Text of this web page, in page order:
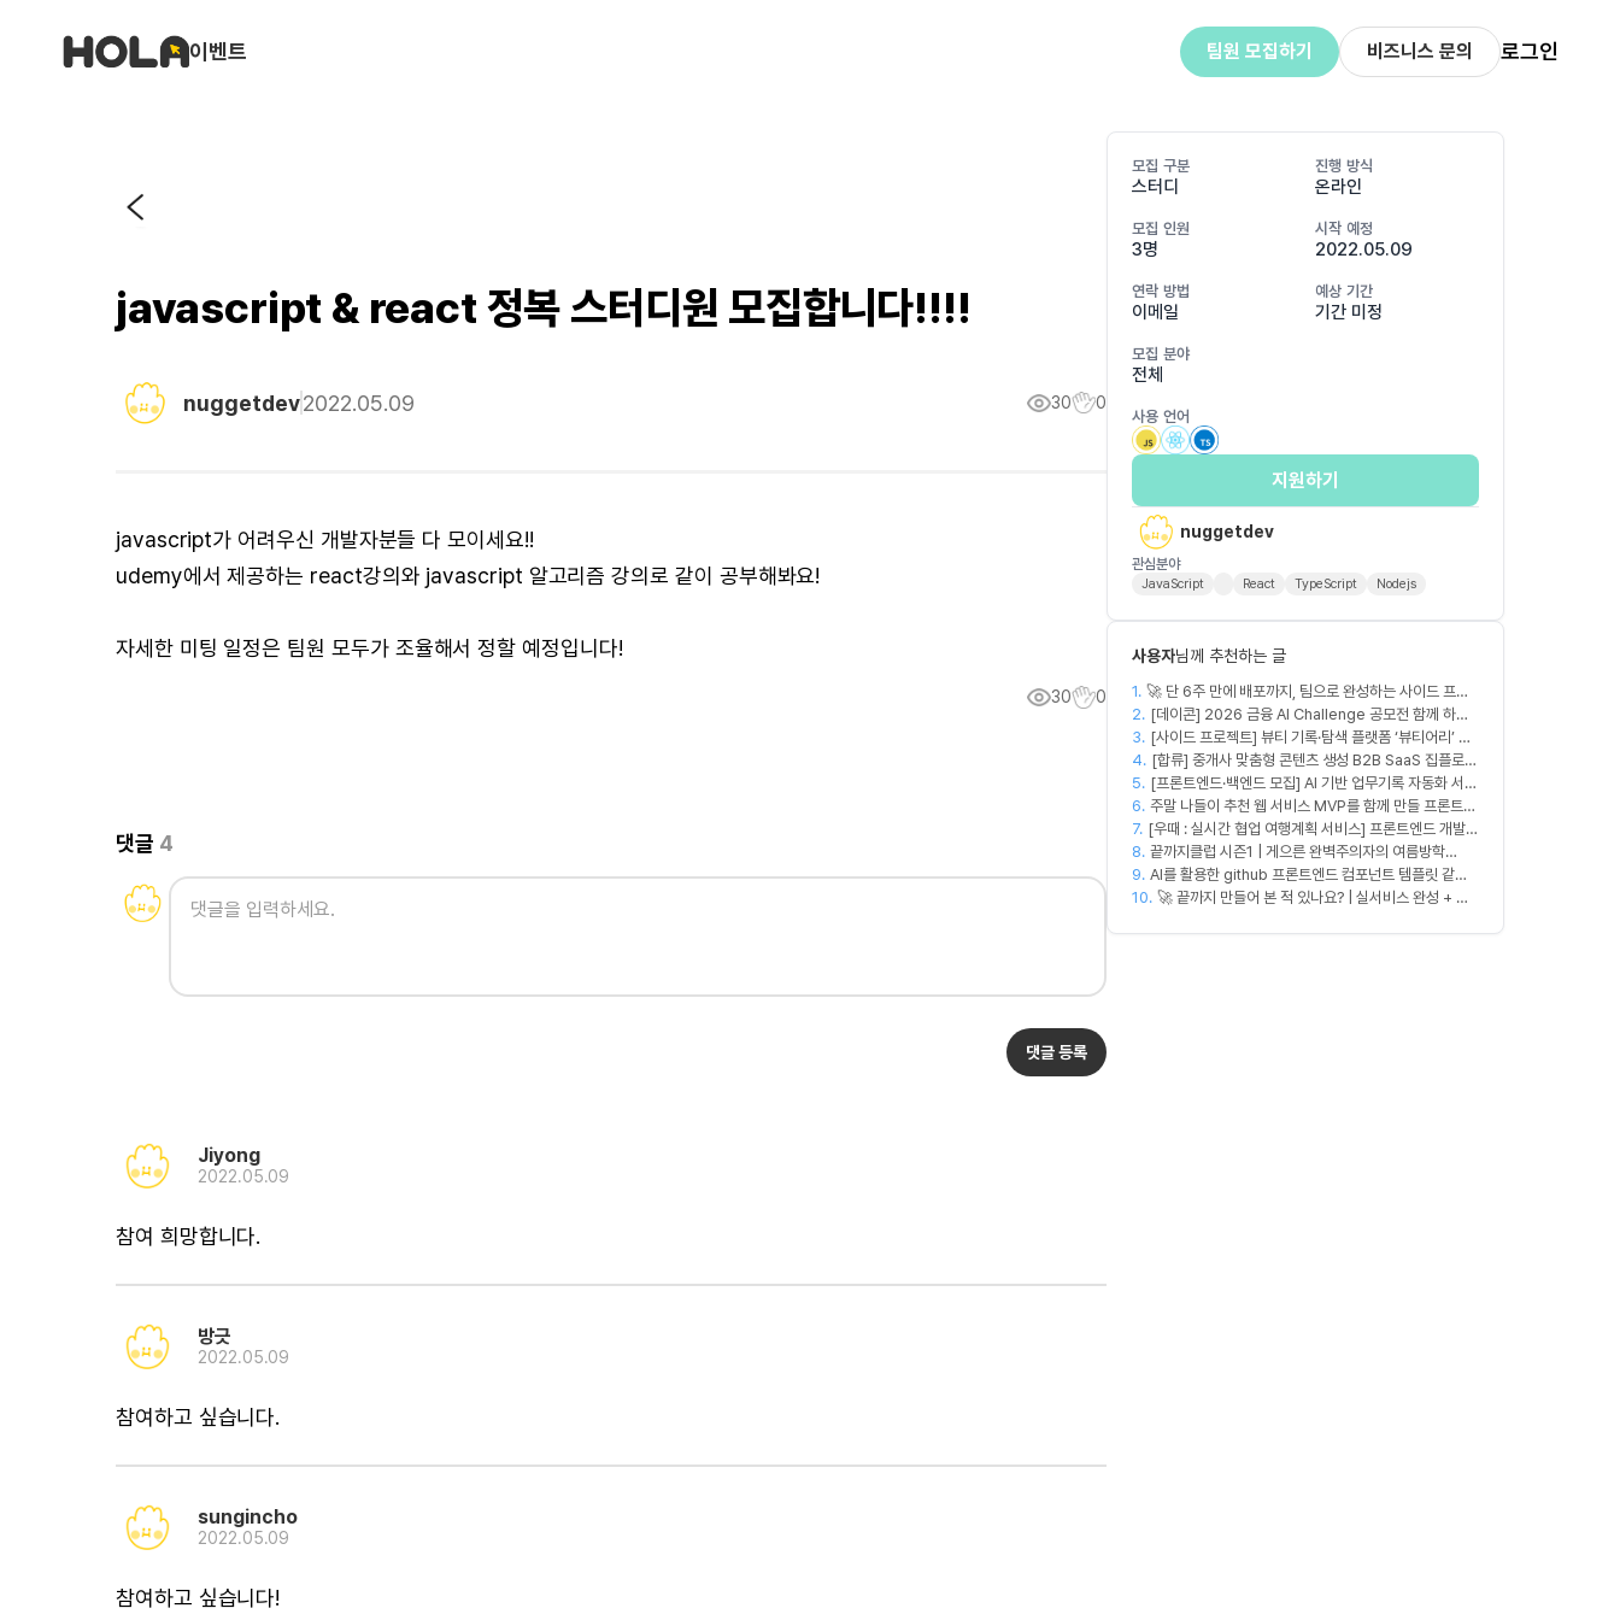
이벤트 팀원 모집하기 비즈니스 문의 로그인
javascript & react 정복 스터디원 모집합니다!!!!
nuggetdev2022.05.09 30 0
javascript가 어려우신 개발자분들 다 모이세요!!
udemy에서 제공하는 react강의와 javascript 알고리즘 강의로 같이 공부해봐요!
자세한 미팅 일정은 팀원 모두가 조율해서 정할 예정입니다!
30 0
댓글 4
댓글 등록
Jiyong
2022.05.09
참여 희망합니다.
방긋
2022.05.09
참여하고 싶습니다.
sungincho
2022.05.09
참여하고 싶습니다!
모집 구분
스터디
진행 방식
온라인
모집 인원
3명
시작 예정
2022.05.09
연락 방법
이메일
예상 기간
기간 미정
모집 분야
전체
사용 언어
지원하기
nuggetdev
관심분야
JavaScript React TypeScript Nodejs
사용자님께 추천하는 글
1. 🚀 단 6주 만에 배포까지, 팀으로 완성하는 사이드 프로
젝트 [스위프 웹 15기] 🚀
2. [데이콘] 2026 금융 AI Challenge 공모전 함께 하실
프론트엔드, 백엔드, 디자이너 구합니다!
3. [사이드 프로젝트] 뷰티 기록·탐색 플랫폼 ‘뷰티어리’ 디
자이너·프론트엔드·백엔드 팀원을 모집합니다
4. [합류] 중개사 맞춤형 콘텐츠 생성 B2B SaaS 집플로우
과 함께 하실 멤버를 모집합니다!
5. [프론트엔드·백엔드 모집] AI 기반 업무기록 자동화 서비
스 MVP 개발
6. 주말 나들이 추천 웹 서비스 MVP를 함께 만들 프론트엔
드/디자이너 모집합니다
7. [우때 : 실시간 협업 여행계획 서비스] 프론트엔드 개발자
팀원을 모집합니다
8. 끝까지클럽 시즌1 | 게으른 완벽주의자의 여름방학
(~8/14)
9. AI를 활용한 github 프론트엔드 컴포넌트 템플릿 같이
만드실분
10. 🚀 끝까지 만들어 본 적 있나요? | 실서비스 완성 + 수